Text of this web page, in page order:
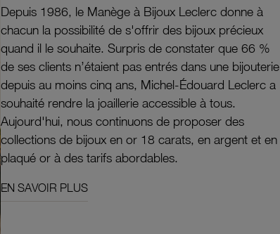
Depuis 1986, le Manège à Bijoux Leclerc donne à
chacun la possibilité de s'offrir des bijoux précieux
quand il le souhaite. Surpris de constater que 66 %
de ses clients n’étaient pas entrés dans une bijouterie
depuis au moins cinq ans, Michel-Édouard Leclerc a
souhaité rendre la joaillerie accessible à tous.
Aujourd'hui, nous continuons de proposer des
collections de bijoux en or 18 carats, en argent et en
plaqué or à des tarifs abordables.
EN SAVOIR PLUS